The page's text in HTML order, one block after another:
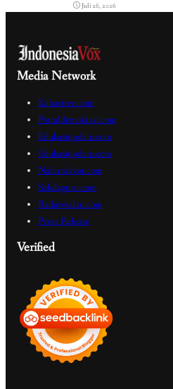
Juli 26, 2026
Media Network
Kabartren.com
Portaldemokrasi.com
Edukasiupdate.com
Edukasiupdate.com
Nalarrakyat.com
Sabdaguru.com
Radarwaktu.com
Press Release
Verified